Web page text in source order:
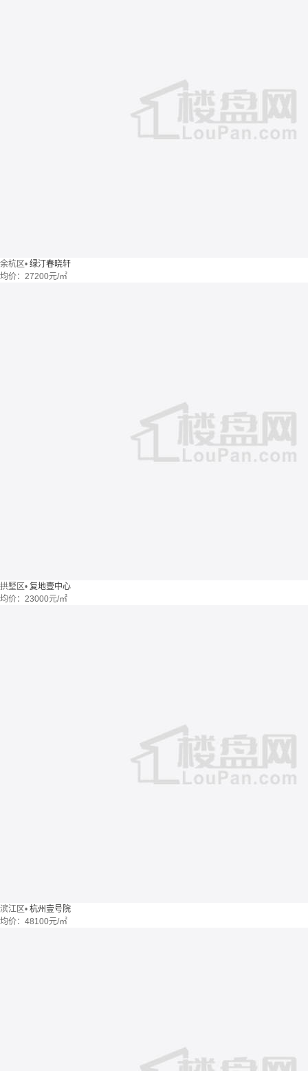
余杭区• 绿汀春晓轩
均价： 27200元/㎡
拱墅区• 复地壹中心
均价： 23000元/㎡
滨江区• 杭州壹号院
均价： 48100元/㎡